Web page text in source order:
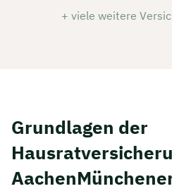
+ viele weitere
Grundlagen der